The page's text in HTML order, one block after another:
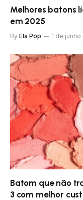
Melhores batons
em 2025
By Ela Pop 1 de
Batom que não
3 com melhor